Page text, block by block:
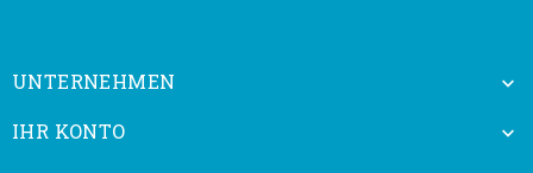
UNTERNEHMEN 
IHR KONTO 